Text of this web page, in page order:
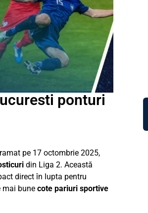
ponturi
pe 17 octombrie 2025,
din Liga 2. Această
direct în lupta pentru
mai bune cote pariuri sportive